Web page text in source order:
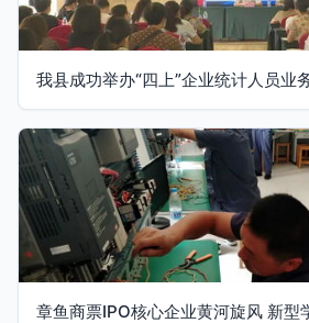
我县成功举办“四上”企业统计人员业
章鱼商票IPO核心企业黄河旋风 新型